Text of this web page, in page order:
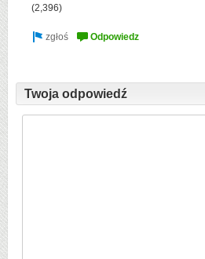
(2,396)
Twoja odpowiedź